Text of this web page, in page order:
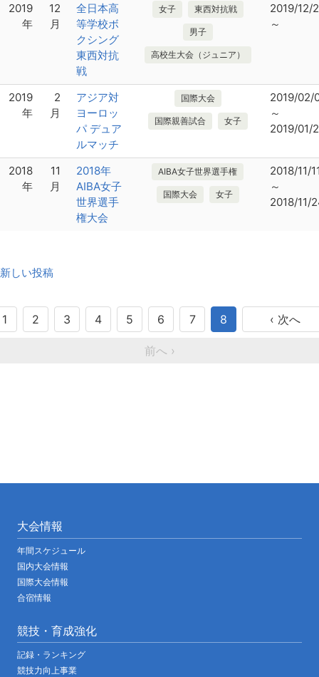
2019
年
12
月
全日本高
等学校ボ
クシング
東西対抗
戦
女子 東西対抗戦
男子
高校生大会（ジュニア）
2019/12/
～
2019
年
2
月
アジア対
ヨーロッ
パ デュア
ルマッチ
国際大会
国際親善試合 女子
2019/02/
～
2019/01/
2018
年
11
月
2018年
AIBA女子
世界選手
権大会
AIBA女子世界選手権
国際大会 女子
2018/11/
～
2018/11/
投
ナ
ビ
ゲ
新しい投稿
‹ 次へ
前へ ›
1 2 3 4 5 6 7 8
大会情報
年間スケジュール
国内大会情報
国際大会情報
合宿情報
競技・育成強化
記録・ランキング
競技力向上事業